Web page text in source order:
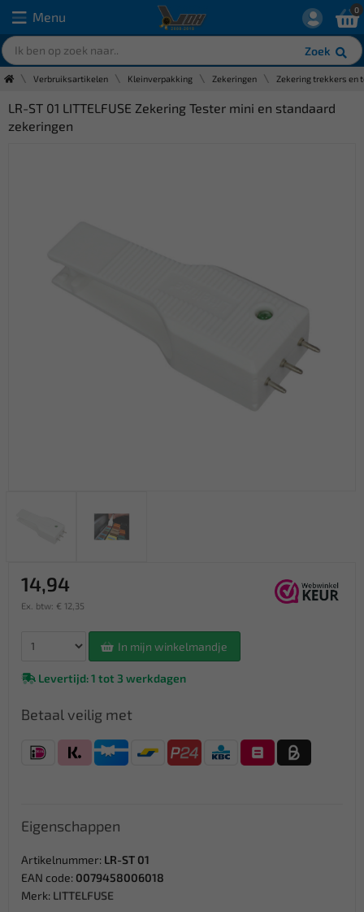
Menu
Zoek
0
Verbruiksartikelen Kleinverpakking Zekeringen Zekering trekkers en
LR-ST 01 LITTELFUSE Zekering Tester mini en standaard
zekeringen
14,94
Ex. btw: € 12,35
In mijn winkelmandje
Levertijd: 1 tot 3 werkdagen
Betaal veilig met
Eigenschappen
Artikelnummer: LR-ST 01
EAN code: 0079458006018
Merk: LITTELFUSE